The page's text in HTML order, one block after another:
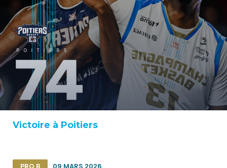
Victoire à Poitiers
PRO B 09 MARS 2026